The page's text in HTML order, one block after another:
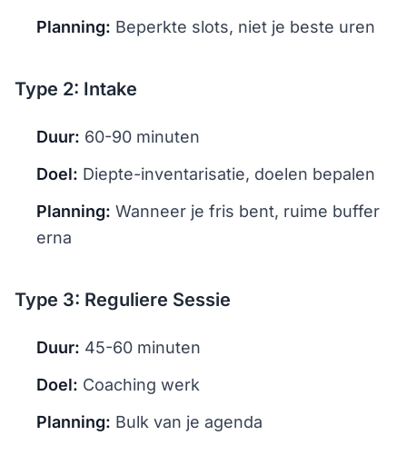
Planning: Beperkte slots, niet je beste uren
Type 2: Intake
Duur: 60-90 minuten
Doel: Diepte-inventarisatie, doelen bepalen
Planning: Wanneer je fris bent, ruime buffer
erna
Type 3: Reguliere Sessie
Duur: 45-60 minuten
Doel: Coaching werk
Planning: Bulk van je agenda